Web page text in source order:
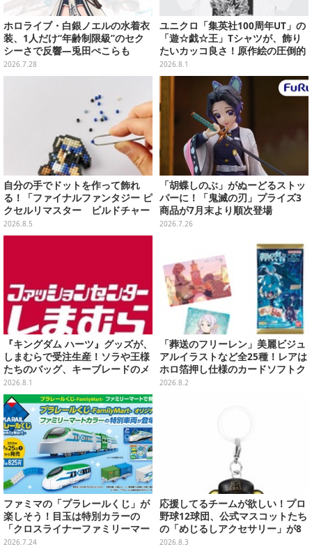
ホロライブ・白銀ノエルの水着衣
装、1人だけ“年齢制限級”のセク
シーさで反響―兎田ぺこらも
「こ、こんなことが許されていい
のか？」と興奮隠せず
2026.7.28
ユニクロ「集英社100周年UT」の
「遊☆戯☆王」Tシャツが、飾り
たいカッコ良さ！原作絵の圧倒的
な存在感に痺れる
2026.8.1
自分の手でドットを作って飾れ
る！「ファイナルファンタジー ピ
クセルリマスター ビルドチャー
ムコレクション Vol.3」が予約
開始
2026.8.5
「胡蝶しのぶ」がぬーどるストッ
パーに！「鬼滅の刃」プライズ3
商品が7月末より順次登場
2026.7.26
『キングダム ハーツ』グッズが、
しまむらで受注生産！ソラや王様
たちのバッグ、キーブレードのメ
ガネケースなど
2026.8.1
「葬送のフリーレン」美麗ビジュ
アルイラストなど全25種！レアは
ホロ箔押し仕様のカードソフトク
ッキー
2026.8.2
ファミマの「プラレールくじ」が
楽しそう！目玉は特別カラーの
「クロスライナーファミリーマー
ト号」、その他ライナップも注目
2026.7.24
応援してるチームが欲しい！プロ
野球12球団、公式マスコットたち
の「めじるしアクセサリー」が8
月第2週より再販
2026.8.3